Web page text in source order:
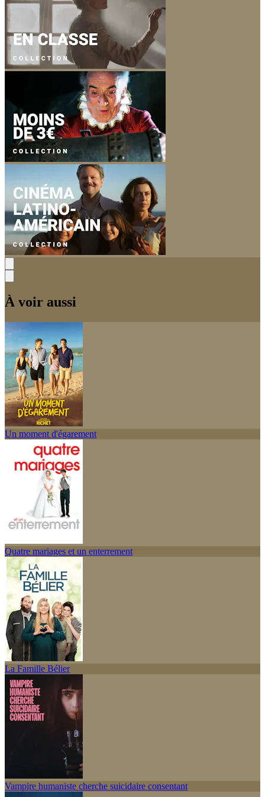
À voir aussi
Un moment d'égarement
Quatre mariages et un enterrement
La Famille Bélier
Vampire humaniste cherche suicidaire consentant